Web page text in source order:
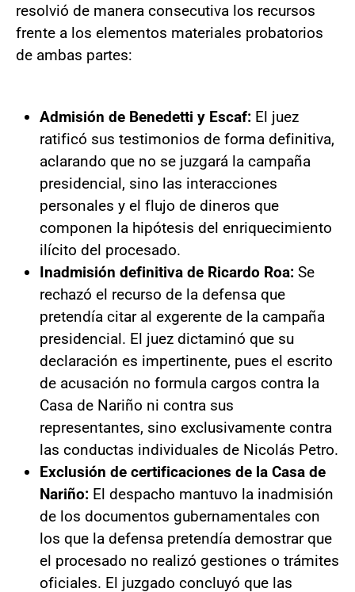
resolvió de manera consecutiva los recursos
frente a los elementos materiales probatorios
de ambas partes:
Admisión de Benedetti y Escaf: El juez
ratificó sus testimonios de forma definitiva,
aclarando que no se juzgará la campaña
presidencial, sino las interacciones
personales y el flujo de dineros que
componen la hipótesis del enriquecimiento
ilícito del procesado.
Inadmisión definitiva de Ricardo Roa: Se
rechazó el recurso de la defensa que
pretendía citar al exgerente de la campaña
presidencial. El juez dictaminó que su
declaración es impertinente, pues el escrito
de acusación no formula cargos contra la
Casa de Nariño ni contra sus
representantes, sino exclusivamente contra
las conductas individuales de Nicolás Petro.
Exclusión de certificaciones de la Casa de
Nariño: El despacho mantuvo la inadmisión
de los documentos gubernamentales con
los que la defensa pretendía demostrar que
el procesado no realizó gestiones o trámites
oficiales. El juzgado concluyó que las